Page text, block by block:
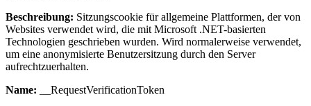
Beschreibung: Sitzungscookie für allgemeine Plattformen, der von
Websites verwendet wird, die mit Microsoft .NET-basierten
Technologien geschrieben wurden. Wird normalerweise verwendet,
um eine anonymisierte Benutzersitzung durch den Server
aufrechtzuerhalten.
Name: __RequestVerificationToken